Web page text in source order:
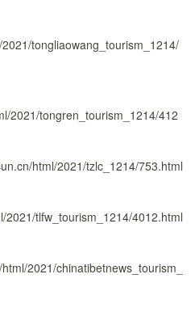
tongliaowang_tourism_1214/
2021/tongren_tourism_1214/412
html/2021/tzlc_1214/753.html
2021/tlfw_tourism_1214/4012.html
2021/chinatibetnews_tourism_